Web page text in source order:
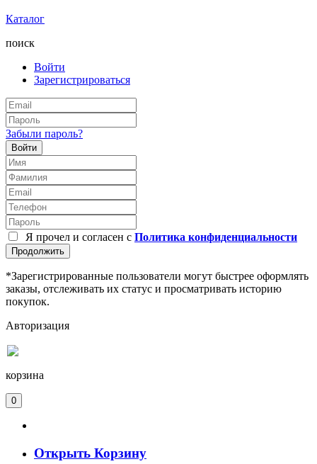
Каталог
поиск
Войти
Зарегистрироваться
Забыли пароль?
Войти
Я прочел и согласен с Политика конфиденциальности
Продолжить
*Зарегистрированные пользователи могут быстрее оформлять
заказы, отслеживать их статус и просматривать историю
покупок.
Авторизация
корзина
0
Открыть Корзину